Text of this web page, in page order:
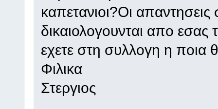
καπετανιοι?Οι
δικαιολογουνται απο εσας
εχετε στη συλλογη η ποια
Φιλικα
Στεργιος